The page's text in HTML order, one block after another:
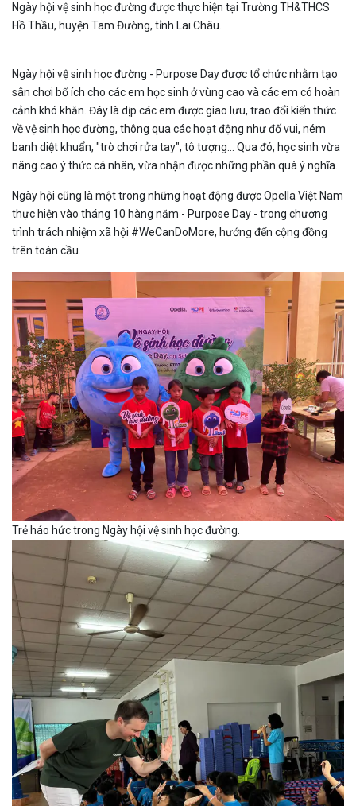
Ngày hội vệ sinh học đường được thực hiện tại Trường TH&THCS
Hồ Thầu, huyện Tam Đường, tỉnh Lai Châu.
Ngày hội vệ sinh học đường - Purpose Day được tổ chức nhằm tạo
sân chơi bổ ích cho các em học sinh ở vùng cao và các em có hoàn
cảnh khó khăn. Đây là dịp các em được giao lưu, trao đổi kiến thức
về vệ sinh học đường, thông qua các hoạt động như đố vui, ném
banh diệt khuẩn, "trò chơi rửa tay", tô tượng… Qua đó, học sinh vừa
nâng cao ý thức cá nhân, vừa nhận được những phần quà ý nghĩa.
Ngày hội cũng là một trong những hoạt động được Opella Việt Nam
thực hiện vào tháng 10 hàng năm - Purpose Day - trong chương
trình trách nhiệm xã hội #WeCanDoMore, hướng đến cộng đồng
trên toàn cầu.
Trẻ háo hức trong Ngày hội vệ sinh học đường.